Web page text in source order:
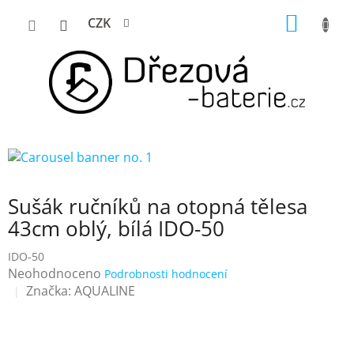
CZK
Sušák ručníků na otopná tělesa
43cm oblý, bílá IDO-50
IDO-50
Průměrné
hodnocení
Neohodnoceno Podrobnosti hodnocení
Značka: AQUALINE